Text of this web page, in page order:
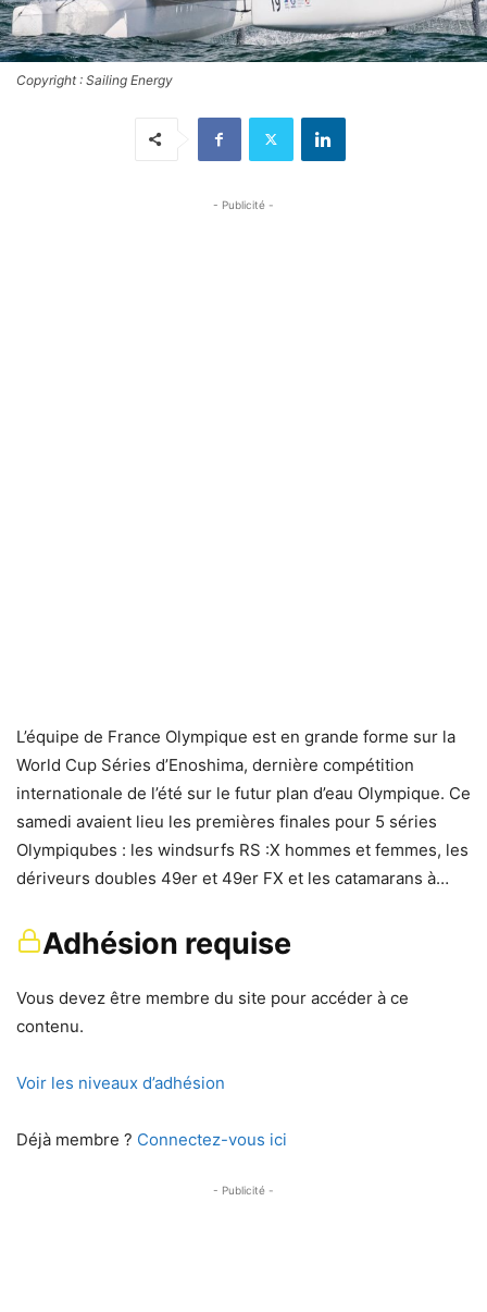
Copyright : Sailing Energy
- Publicité -
L’équipe de France Olympique est en grande forme sur la
World Cup Séries d’Enoshima, dernière compétition
internationale de l’été sur le futur plan d’eau Olympique. Ce
samedi avaient lieu les premières finales pour 5 séries
Olympiqubes : les windsurfs RS :X hommes et femmes, les
dériveurs doubles 49er et 49er FX et les catamarans à…
Adhésion requise
Vous devez être membre du site pour accéder à ce
contenu.
Voir les niveaux d’adhésion
Déjà membre ? Connectez-vous ici
- Publicité -